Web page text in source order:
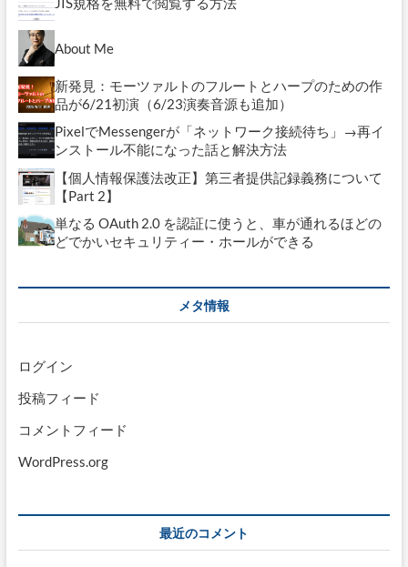
About Me
新発見：モーツァルトのフルートとハープのための作
品が6/21初演（6/23演奏音源も追加）
PixelでMessengerが「ネットワーク接続待ち」→再イ
ンストール不能になった話と解決方法
【個人情報保護法改正】第三者提供記録義務について
【Part 2】
単なる OAuth 2.0 を認証に使うと、車が通れるほどの
どでかいセキュリティー・ホールができる
メタ情報
ログイン
投稿フィード
コメントフィード
WordPress.org
最近のコメント